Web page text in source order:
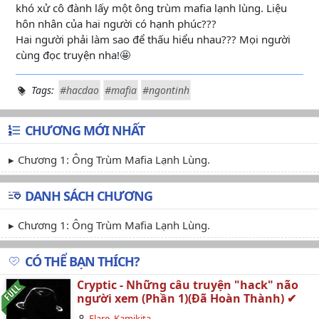
khó xử cô đành lấy một ông trùm mafia lạnh lùng. Liệu
hôn nhân của hai người có hạnh phúc???
Hai người phải làm sao để thấu hiểu nhau??? Mọi người
cùng đọc truyện nha!🤩
Tags: #hacdao #mafia #ngontinh
CHƯƠNG MỚI NHẤT
Chương 1: Ông Trùm Mafia Lạnh Lùng.
DANH SÁCH CHƯƠNG
Chương 1: Ông Trùm Mafia Lạnh Lùng.
CÓ THỂ BẠN THÍCH?
Cryptic - Những câu truyện "hack" não
người xem (Phần 1)(Đã Hoàn Thành) ✔